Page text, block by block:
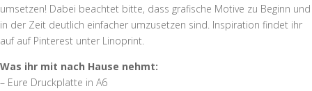
umsetzen! Dabei beachtet bitte, dass grafische Motive zu Beginn und
in der Zeit deutlich einfacher umzusetzen sind. Inspiration findet ihr
auf auf Pinterest unter Linoprint.
Was ihr mit nach Hause nehmt:
– Eure Druckplatte in A6